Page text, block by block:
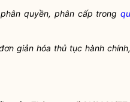
quyền, phân cấp trong
giản hóa thủ tục hành